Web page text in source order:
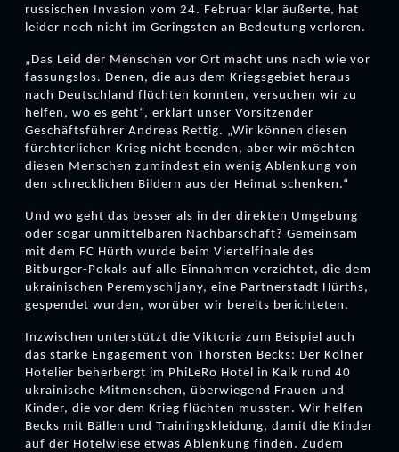
russischen Invasion vom 24. Februar klar äußerte, hat
leider noch nicht im Geringsten an Bedeutung verloren.
„Das Leid der Menschen vor Ort macht uns nach wie vor
fassungslos. Denen, die aus dem Kriegsgebiet heraus
nach Deutschland flüchten konnten, versuchen wir zu
helfen, wo es geht“, erklärt unser Vorsitzender
Geschäftsführer Andreas Rettig. „Wir können diesen
fürchterlichen Krieg nicht beenden, aber wir möchten
diesen Menschen zumindest ein wenig Ablenkung von
den schrecklichen Bildern aus der Heimat schenken.“
Und wo geht das besser als in der direkten Umgebung
oder sogar unmittelbaren Nachbarschaft? Gemeinsam
mit dem FC Hürth wurde beim Viertelfinale des
Bitburger-Pokals auf alle Einnahmen verzichtet, die dem
ukrainischen Peremyschljany, eine Partnerstadt Hürths,
gespendet wurden, worüber wir bereits berichteten.
Inzwischen unterstützt die Viktoria zum Beispiel auch
das starke Engagement von Thorsten Becks: Der Kölner
Hotelier beherbergt im PhiLeRo Hotel in Kalk rund 40
ukrainische Mitmenschen, überwiegend Frauen und
Kinder, die vor dem Krieg flüchten mussten. Wir helfen
Becks mit Bällen und Trainingskleidung, damit die Kinder
auf der Hotelwiese etwas Ablenkung finden. Zudem